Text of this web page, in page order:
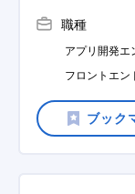
職種
アプリ開発エ
フロントエン